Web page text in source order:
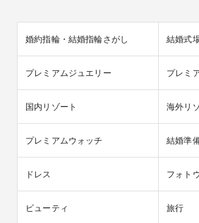
婚約指輪・結婚指輪さがし 結婚式
プレミアムジュエリー プレミ
国内リゾート 海外リ
プレミアムウォッチ 結婚準
ドレス フォト
ビューティ 旅行